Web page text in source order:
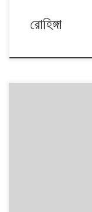
রোহিঙ্গা